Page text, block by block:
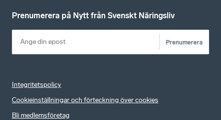
Prenumerera på Nytt från Svenskt Näringsliv
Prenumerera
Integritetspolicy
Cookieinställningar och förteckning över cookies
Bli medlemsföretag